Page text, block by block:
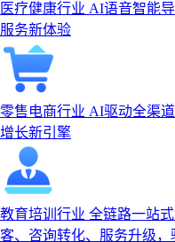
医疗健康行业 AI语音智能
服务新体验
零售电商行业 AI驱动全渠
增长新引擎
教育培训行业 全链路一站
客、咨询转化、服务升级，